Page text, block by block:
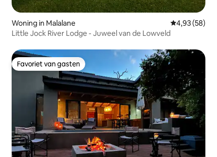
Woning in Malalane Gemiddelde
4,93 (58)
Little Jock River Lodge - Juweel van de Lowveld
Favoriet van gasten
Favoriet van gasten